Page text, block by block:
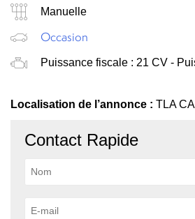
Manuelle
Occasion
Puissance fiscale : 21 CV -
Localisation de l’annonce : TLA
Contact Rapide